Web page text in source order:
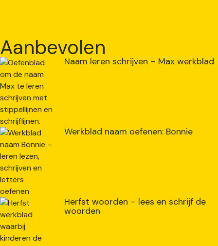
Aanbevolen
Naam leren schrijven – Max werkblad
Werkblad naam oefenen: Bonnie
Herfst woorden – lees en schrijf de
woorden